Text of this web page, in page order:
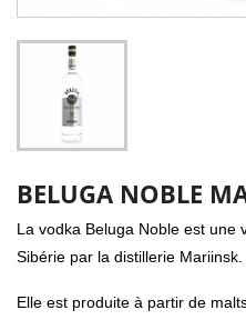
BELUGA NOBLE
La vodka Beluga Noble est une
Sibérie par la distillerie Mariinsk.
Elle est produite à partir de